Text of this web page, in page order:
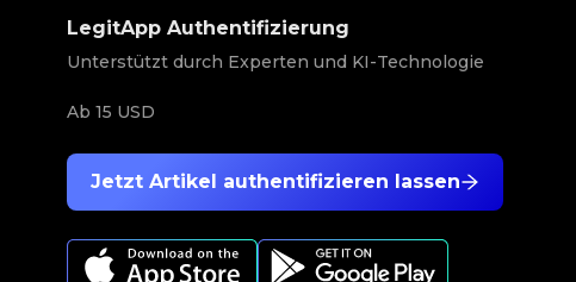
Jetzt Artikel authentifizieren lassen
LegitApp Authentifizierung
Unterstützt durch Experten und KI-Technologie
Ab 15 USD